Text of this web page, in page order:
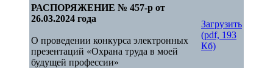
РАСПОРЯЖЕНИЕ № 457-р от
26.03.2024 года
О проведении конкурса электронных
презентаций «Охрана труда в моей
будущей профессии»
Загрузить
(pdf, 193
Кб)